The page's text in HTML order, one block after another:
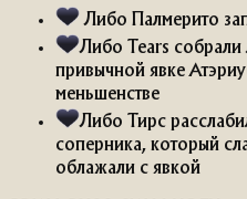
Либо Палмерито
Либо Tears собрали
привычной явке
меньшенстве​
Либо Тирс
соперника, который
облажали с явкой​